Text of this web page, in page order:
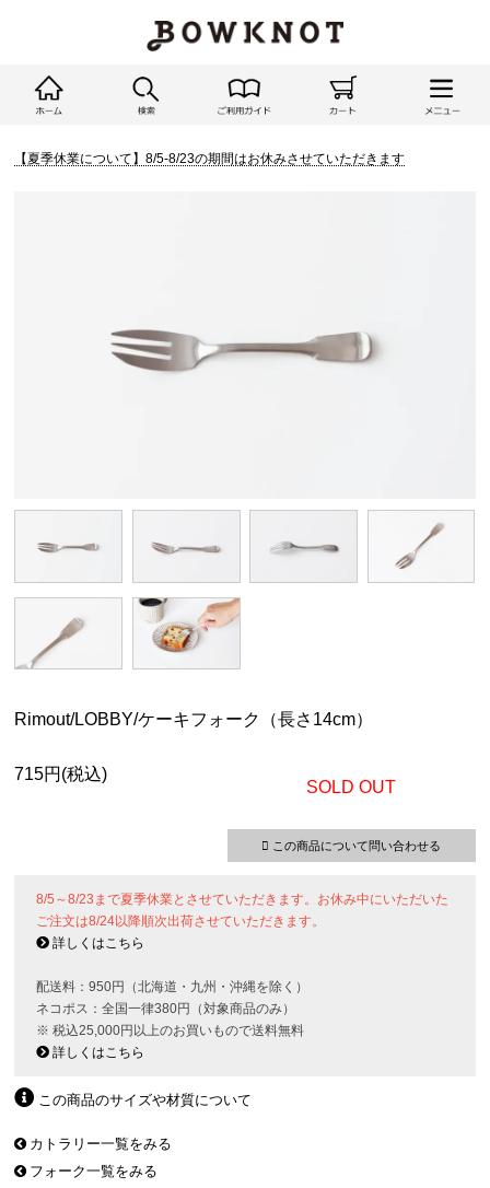
【夏季休業について】8/5-8/23の期間はお休みさせていただきます
Rimout/LOBBY/ケーキフォーク（長さ14cm）
715円(税込)
SOLD OUT
この商品について問い合わせる
8/5～8/23まで夏季休業とさせていただきます。お休み中にいただいた
ご注文は8/24以降順次出荷させていただきます。
詳しくはこちら
配送料：950円（北海道・九州・沖縄を除く）
ネコポス：全国一律380円（対象商品のみ）
※ 税込25,000円以上のお買いもので送料無料
詳しくはこちら
この商品のサイズや材質について
カトラリー一覧をみる
フォーク一覧をみる